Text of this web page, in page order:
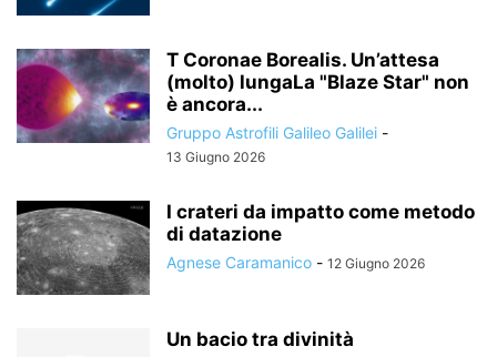
T Coronae Borealis. Un’attesa
(molto) lungaLa "Blaze Star" non
è ancora...
Gruppo Astrofili Galileo Galilei -
13 Giugno 2026
I crateri da impatto come metodo
di datazione
Agnese Caramanico - 12 Giugno 2026
Un bacio tra divinità